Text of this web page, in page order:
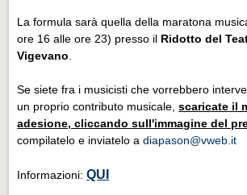
La formula sarà quella della maratona
ore 16 alle ore 23) presso il Ridotto del
Vigevano
Se siete fra i musicisti che vorrebbero
un proprio contributo musicale,scaricate il
adesione, cliccando sull'immagine del
compilatelo e inviatelo adiapason@vweb.it
Informazioni:QUI